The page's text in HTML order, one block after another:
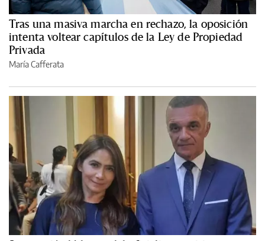
Tras una masiva marcha en rechazo, la oposición
intenta voltear capítulos de la Ley de Propiedad
Privada
María Cafferata